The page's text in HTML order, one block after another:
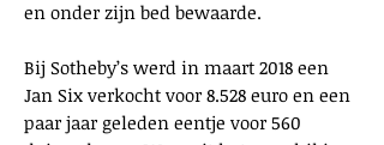
en onder zijn bed bewaarde.
Bij Sotheby’s werd in maart 2018 een
Jan Six verkocht voor 8.528 euro en een
paar jaar geleden eentje voor 560